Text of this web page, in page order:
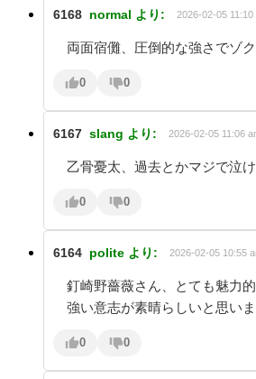
6168 normal より: 2026-02-05 11:10
両面宿儺、圧倒的な強さでゾク
0 0
6167 slang より: 2026-02-05 11:06
乙骨憂太、過去とかマジで泣
0 0
6164 polite より: 2026-02-05 10:55
釘崎野薔薇さん、とても魅力
強い意志が素晴らしいと思いま
0 0